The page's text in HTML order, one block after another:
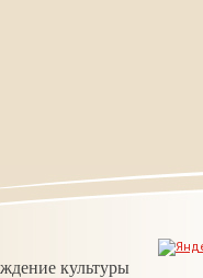
культуры